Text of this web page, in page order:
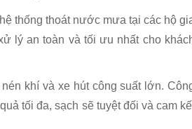
thống thoát nước mưa tại các hộ
lý an toàn và tối ưu nhất cho
khí và xe hút công suất lớn.
tối đa, sạch sẽ tuyệt đối và cam